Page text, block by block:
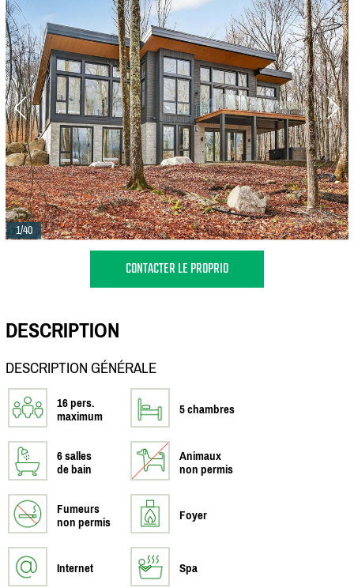
1/40
CONTACTER LE PROPRIO
DESCRIPTION
DESCRIPTION GÉNÉRALE
16 pers.
maximum
5 chambres
6 salles
de bain
Animaux
non permis
Fumeurs
non permis
Foyer
Internet Spa